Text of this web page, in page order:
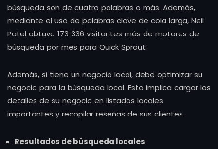
búsqueda son de cuatro palabras o más. Además,
mediante el uso de palabras clave de cola larga, Neil
Patel obtuvo 173 336 visitantes más de motores de
búsqueda por mes para Quick Sprout.
Además, si tiene un negocio local, debe optimizar su
negocio para la búsqueda local. Esto implica cargar los
detalles de su negocio en listados locales
importantes y recopilar reseñas de sus clientes.
Resultados de búsqueda locales